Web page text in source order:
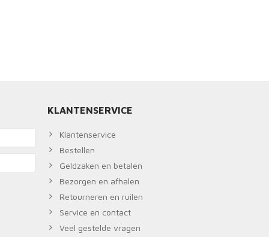
KLANTENSERVICE
Klantenservice
Bestellen
Geldzaken en betalen
Bezorgen en afhalen
Retourneren en ruilen
Service en contact
Veel gestelde vragen